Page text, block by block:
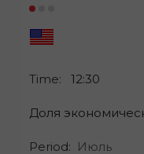
Time: 12:30
Доля
Period: Июль